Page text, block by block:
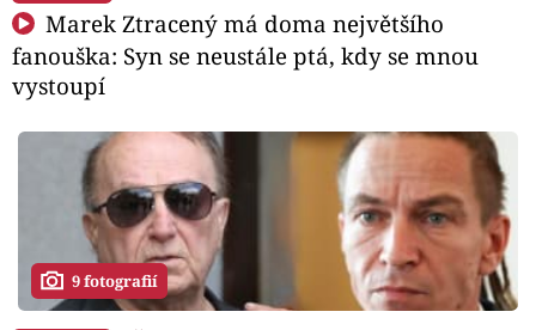
Marek Ztracený má doma největšího
fanouška: Syn se neustále ptá, kdy se mnou
vystoupí
9 fotografií